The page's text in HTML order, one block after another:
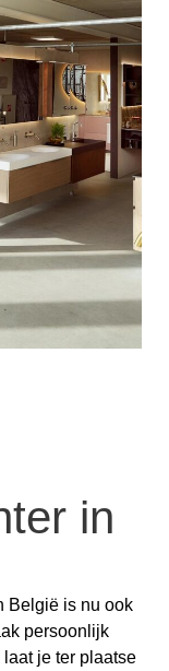
in
België is nu ook
persoonlijk
je ter plaatse